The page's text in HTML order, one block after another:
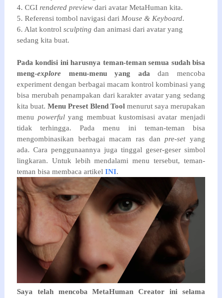
4. CGI rendered previewdari avatar MetaHuman kita.
5. Referensi tombol navigasi dari Mouse & Keyboard.
6. Alat kontrol sculpting dan animasi dari avatar yang
sedang kita buat.
Pada kondisi ini harusnya teman-teman semua sudah bisa
meng-exploremenu-menu yang ada dan mencoba
experiment dengan berbagai macam kontrol kombinasi yang
bisa merubah penampakan dari karakter avatar yang sedang
kita buat. Menu Preset Blend Tool menurut saya merupakan
menu powerfulyang membuat kustomisasi avatar menjadi
tidak terhingga. Pada menu ini teman-teman bisa
mengombinasikan berbagai macam ras danpre-setyang
ada. Cara penggunaannya juga tinggal geser-geser simbol
lingkaran. Untuk lebih mendalami menu tersebut, teman-
teman bisa membaca artikel INI.
Saya telah mencoba MetaHuman Creator ini selama